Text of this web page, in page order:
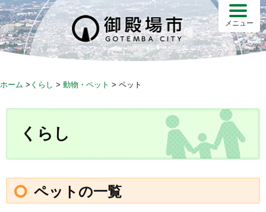
S
k
i
p
メニュー
ホーム > くらし > 動物・ペット > ペット
くらし
ペットの一覧